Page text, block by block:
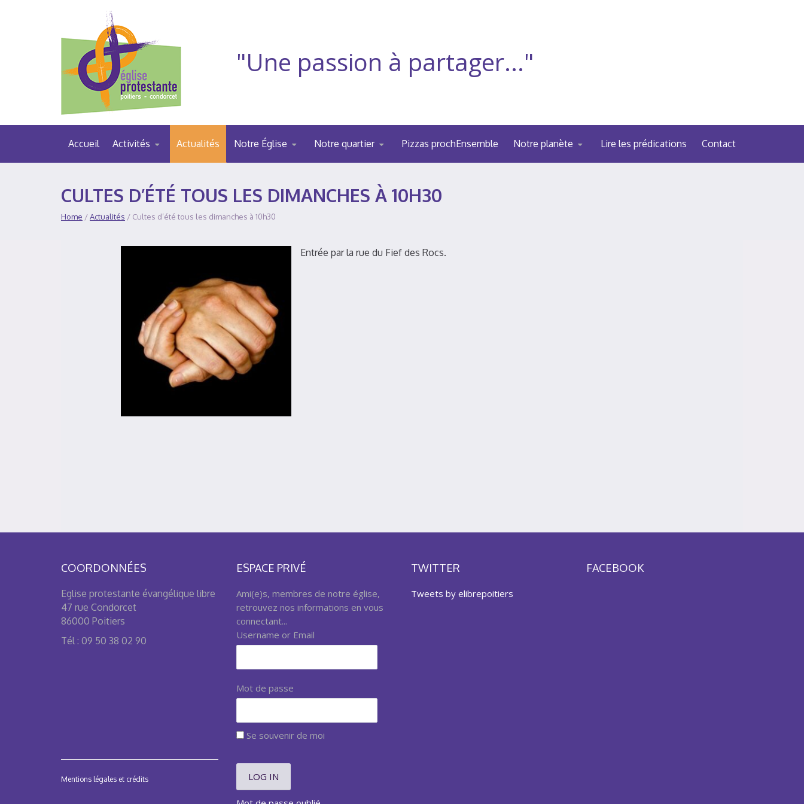
"Une passion à partager..."
Accueil Activités Actualités Notre Église Notre quartier Pizzas prochEnsemble Notre planète Lire les prédications Contact
CULTES D’ÉTÉ TOUS LES DIMANCHES À 10H30
Home /Actualités / Cultes d’été tous les dimanches à 10h30
Entrée par la rue du Fief des Rocs.
COORDONNÉES
Eglise protestante évangélique libre
47 rue Condorcet
86000 Poitiers
Tél : 09 50 38 02 90
Mentions légales et crédits
ESPACE PRIVÉ
Ami(e)s, membres de notre église,
retrouvez nos informations en vous
connectant...
Username or Email
Mot de passe
Se souvenir de moi
TWITTER
Tweets by elibrepoitiers
FACEBOOK